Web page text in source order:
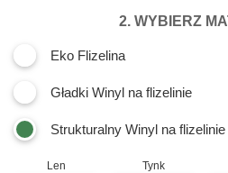
2. WYBIERZ
Eko Flizelina
Gładki Winyl na flizelinie
Strukturalny Winyl na flizelinie
Len Tynk